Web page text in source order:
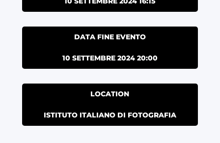
DATA FINE EVENTO
10 SETTEMBRE 2024 20:00
LOCATION
ISTITUTO ITALIANO DI FOTOGRAFIA